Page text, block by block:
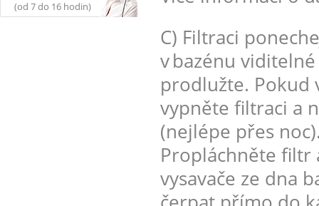
(od 7 do 16 hodin)
C) Filtraci
v bazénu
prodlužte. Pokud
vypněte filtraci a
(nejlépe přes
Propláchněte filtr
vysavače ze dna